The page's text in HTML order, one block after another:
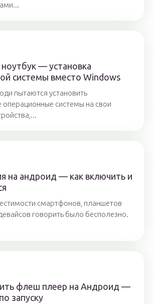
— установка
системы вместо Windows
пытаются установить
системы на свои
на андроид — как включить и
смартфонов, планшетов
говорить было бесполезно.
флеш плеер на Андроид —
запуску